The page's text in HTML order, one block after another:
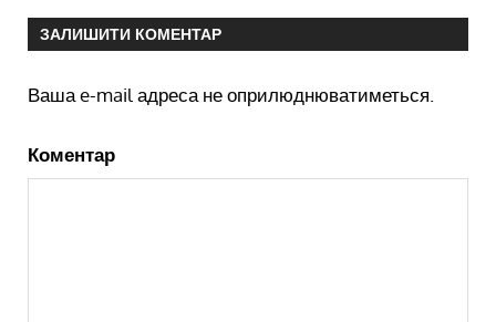
ЗАЛИШИТИ КОМЕНТАР
Ваша e-mail адреса не оприлюднюватиметься.
Коментар